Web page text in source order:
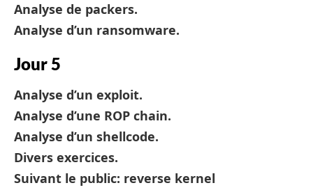
Analyse de packers.
Analyse d’un ransomware.
Jour 5
Analyse d’un exploit.
Analyse d’une ROP chain.
Analyse d’un shellcode.
Divers exercices.
Suivant le public: reverse kernel